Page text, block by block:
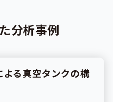
分析事例
る真空タンクの構